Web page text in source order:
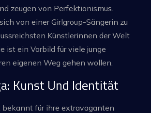
zeugen von Perfektionismus.
von einer Girlgroup-Sängerin zu
Künstlerinnen der Welt
ist ein Vorbild für viele junge
eigenen Weg gehen wollen.
Kunst Und Identität
bekannt für ihre extravaganten